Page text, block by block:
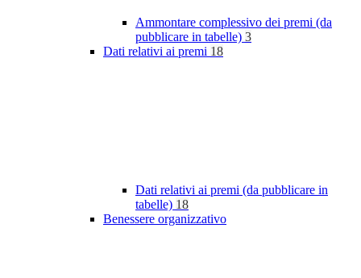
Ammontare complessivo dei premi (da
pubblicare in tabelle) 3
Dati relativi ai premi 18
Dati relativi ai premi (da pubblicare in
tabelle) 18
Benessere organizzativo